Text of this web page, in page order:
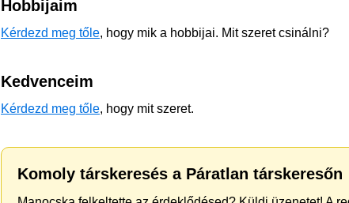
Hobbijaim
Kérdezd meg tőle, hogy mik a hobbijai. Mit szeret csinálni?
Kedvenceim
Kérdezd meg tőle, hogy mit szeret.
Komoly társkeresés a Páratlan társkeresőn